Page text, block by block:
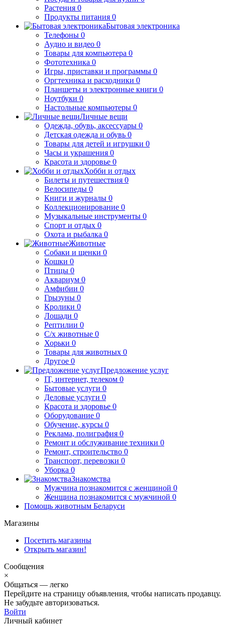
Растения 0
Продукты питания 0
Бытовая электроника
Телефоны 0
Аудио и видео 0
Товары для компьютера 0
Фототехника 0
Игры, приставки и программы 0
Оргтехника и расходники 0
Планшеты и электронные книги 0
Ноутбуки 0
Настольные компьютеры 0
Личные вещи
Одежда, обувь, аксессуары 0
Детская одежда и обувь 0
Товары для детей и игрушки 0
Часы и украшения 0
Красота и здоровье 0
Хобби и отдых
Билеты и путешествия 0
Велосипеды 0
Книги и журналы 0
Коллекционирование 0
Музыкальные инструменты 0
Спорт и отдых 0
Охота и рыбалка 0
Животные
Собаки и щенки 0
Кошки 0
Птицы 0
Аквариум 0
Амфибии 0
Грызуны 0
Кролики 0
Лошади 0
Рептилии 0
С/х животные 0
Хорьки 0
Товары для животных 0
Другое 0
Предложение услуг
IT, интернет, телеком 0
Бытовые услуги 0
Деловые услуги 0
Красота и здоровье 0
Оборудование 0
Обучение, курсы 0
Реклама, полиграфия 0
Ремонт и обслуживание техники 0
Ремонт, строительство 0
Транспорт, перевозки 0
Уборка 0
Знакомства
Мужчина познакомится с женщиной 0
Женщина познакомится с мужчиной 0
Помощь животным Беларуси
Магазины
Посетить магазины
Открыть магазин!
Сообщения
×
Общаться — легко
Перейдите на страницу объявления, чтобы написать продавцу.
Не забудьте авторизоваться.
Войти
Личный кабинет